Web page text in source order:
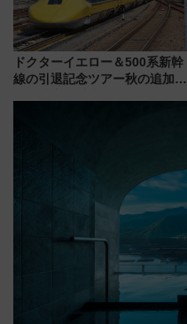
ドクターイエロー＆500系新幹
線の引退記念ツアー秋の追加企